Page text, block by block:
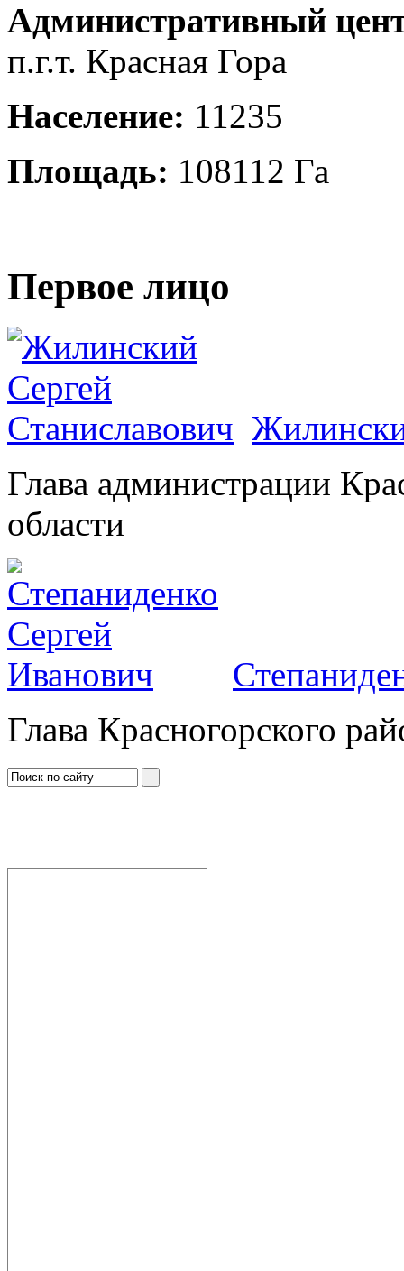
Административный
п.г.т. Красная Гора
Население: 11235
Площадь: 108112 Га
Первое лицо
Глава администрации
области
Глава Красногорского